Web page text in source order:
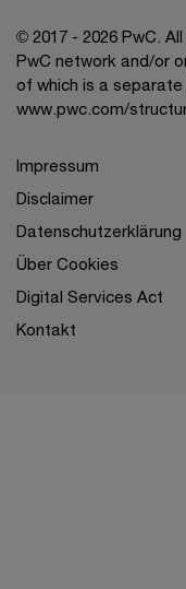
© 2017 - 2026 PwC.
PwC network and/or
of which is a
www.pwc.com/
Impressum
Disclaimer
Datenschutzerklärung
Über Cookies
Digital Services Act
Kontakt